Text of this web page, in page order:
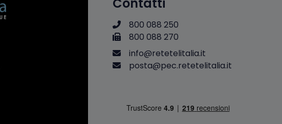
800 088 250
800 088 270
info@retetelitalia.it
posta@pec.retetelitalia.it